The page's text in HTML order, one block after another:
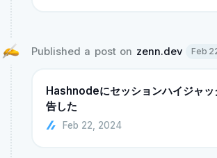
Published a post on zenn.dev Feb
Hashnodeにセッションハイジャッ
告した
Feb 22, 2024